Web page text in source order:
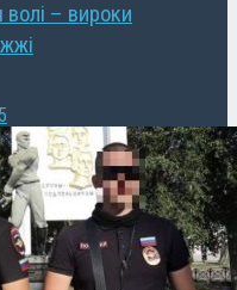
волі – вироки